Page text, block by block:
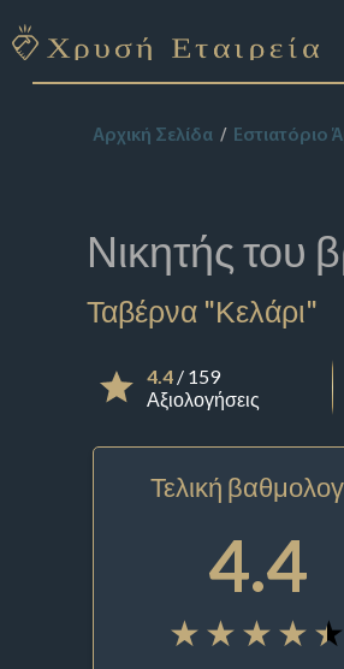
Αρχική Σελίδα Εστιατόριο
Νικητής του
Ταβέρνα "Κελάρι"
4.4/ 159
Αξιολογήσεις
Τελική
4.4